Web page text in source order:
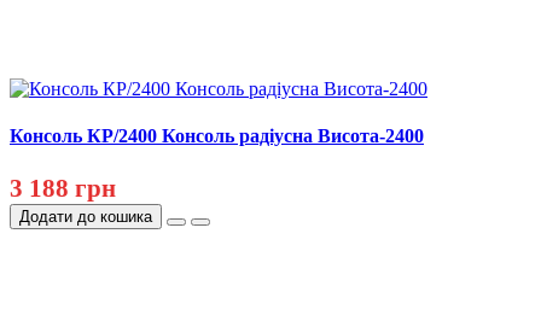
Консоль КР/2400 Консоль радіусна Висота-2400
3 188 грн
Додати до кошика